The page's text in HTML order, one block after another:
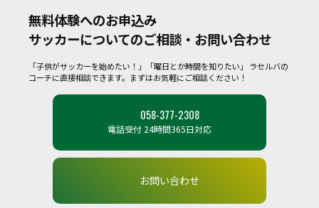
無料体験へのお申込み
サッカーについてのご相談・お問い合わせ
「子供がサッカーを始めたい！」「曜日とか時間を知りたい」
ラセルバの
コーチに直接相談できます。まずはお気軽にご相談ください！
058-377-2308
電話受付 24時間365日対応
お問い合わせ